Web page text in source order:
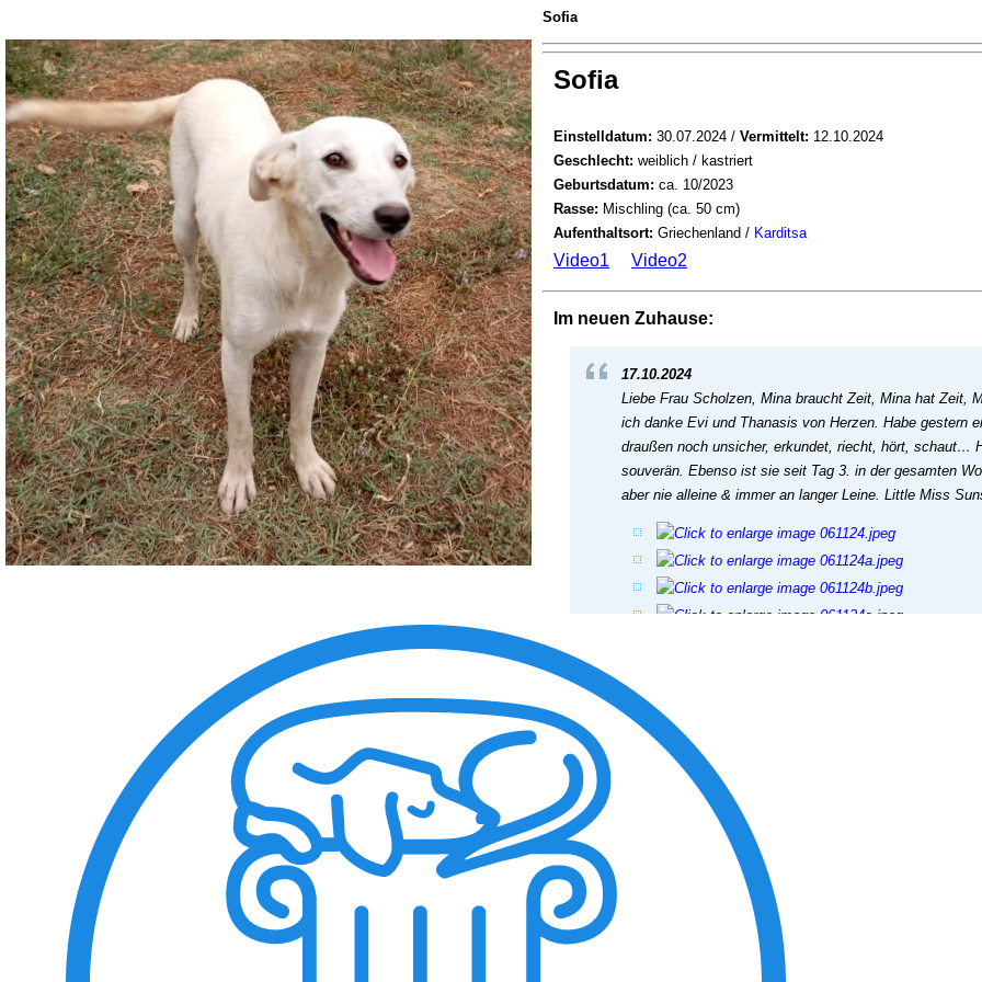
Sofia
Sofia
Einstelldatum: 30.07.2024 / Vermittelt: 12.10.2024
Geschlecht: weiblich / kastriert
Geburtsdatum: ca. 10/2023
Rasse: Mischling (ca. 50 cm)
Aufenthaltsort: Griechenland / Karditsa
Video1 Video2
Im neuen Zuhause:
17.10.2024
Liebe Frau Scholzen, Mina braucht Zeit, Mina hat Zeit,
ich danke Evi und Thanasis von Herzen. Habe gestern
draußen noch unsicher, erkundet, riecht, hört, schaut…
souverän. Ebenso ist sie seit Tag 3. in der gesamten
aber nie alleine & immer an langer Leine. Little Miss
View the embedded image gallery online at:
https://tiere-in-not-griechenland.de/component/